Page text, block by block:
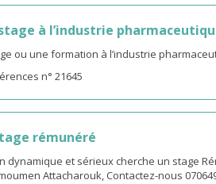
à l’industrie
ou une formation à l’industrie
n° 21645
rémunéré
dynamique et sérieux cherche un stage
Attacharouk, Contactez-nous